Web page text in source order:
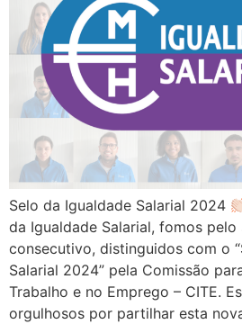
Selo da Igualdade Salarial 2024
da Igualdade Salarial, fomos pelo
consecutivo, distinguidos com o
Salarial 2024” pela Comissão
Trabalho e no Emprego – CITE.
orgulhosos por partilhar esta